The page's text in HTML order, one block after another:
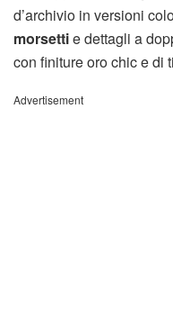
d’archivio in versioni
morsettie dettagli a
con finiture oro chic e di
Advertisement